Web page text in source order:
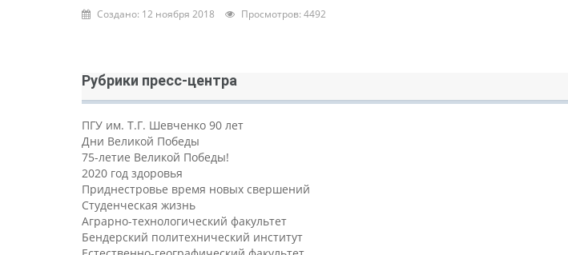
Создано: 12 ноября 2018 Просмотров: 4492
Рубрики пресс-центра
ПГУ им. Т.Г. Шевченко 90 лет
Дни Великой Победы
75-летие Великой Победы!
2020 год здоровья
Приднестровье время новых свершений
Студенческая жизнь
Аграрно-технологический факультет
Бендерский политехнический институт